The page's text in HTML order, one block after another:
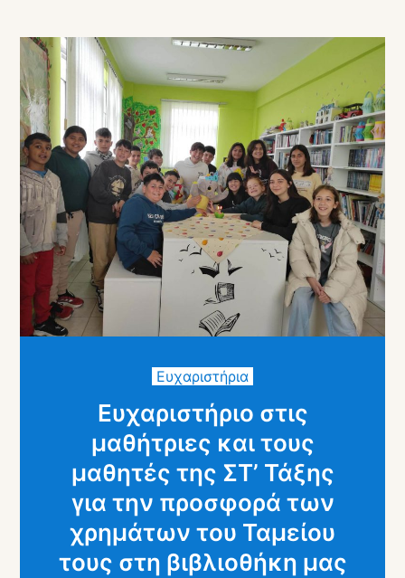
Ευχαριστήρια
Ευχαριστήριο στις
μαθήτριες και τους
μαθητές της ΣΤ’ Τάξης
για την προσφορά των
χρημάτων του Ταμείου
τους στη βιβλιοθήκη μας